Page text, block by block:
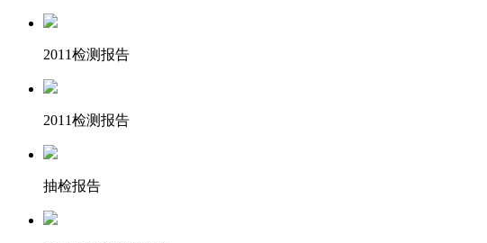
2011检测报告
2011检测报告
抽检报告